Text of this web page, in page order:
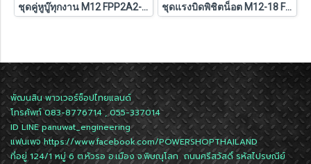
ชุดคู่หูบู๊ทุกงาน M12 FPP2A2-402P Milwaukee (Q3) ชุดแรงบิดพิชิตน็อต M12-18 FPP2LR2605-522X TH Milwaukee (M18-FMTIW2F12-0X0+M12-FRAIWF12-0)
พัฒนสิน พาวเวอร์ช็อปไทยแลนด์
โทรศัพท์ 083-8776714 , 055-337014
ID LINEpanuwat_engineering
แฟนเพจhttps://www.facebook.com/POWERSHOPTHAILAND
ที่อยู่ 124/1 หมู่ 6 ต.หัวรอ อ.เมือง จ.พิษณุโลก ถนนศรีสวัสดิ์ รหัสไปรษณีย์